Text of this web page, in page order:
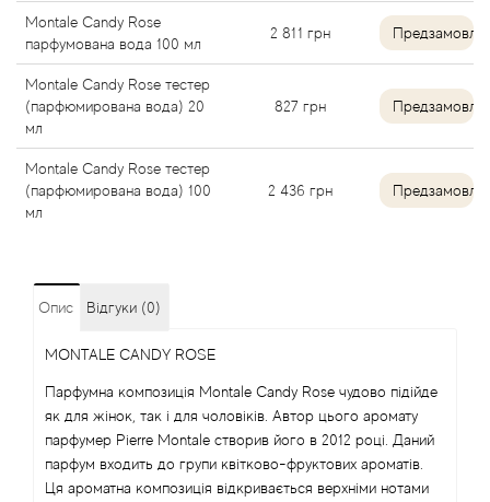
Montale Candy Rose
парфумована вода 100 мл
2 811 грн
Montale Candy Rose тестер
(парфюмирована вода) 20
мл
827 грн
Montale Candy Rose тестер
(парфюмирована вода) 100
мл
2 436 грн
Опис Відгуки (0)
MONTALE CANDY ROSE
Парфумна композиція Montale Candy Rose чудово підійде
як для жінок, так і для чоловіків. Автор цього аромату
парфумер Pierre Montale створив його в 2012 році. Даний
парфум входить до групи квітково-фруктових ароматів.
Ця ароматна композиція відкривається верхніми нотами
Amouroud
Andre L'Arom
Angel Schlesser
Anima Mundi
Annayake
Anne Fontaine
Annick Goutal
Antonia's Flowers